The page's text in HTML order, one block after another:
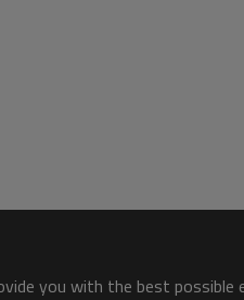
you with the best